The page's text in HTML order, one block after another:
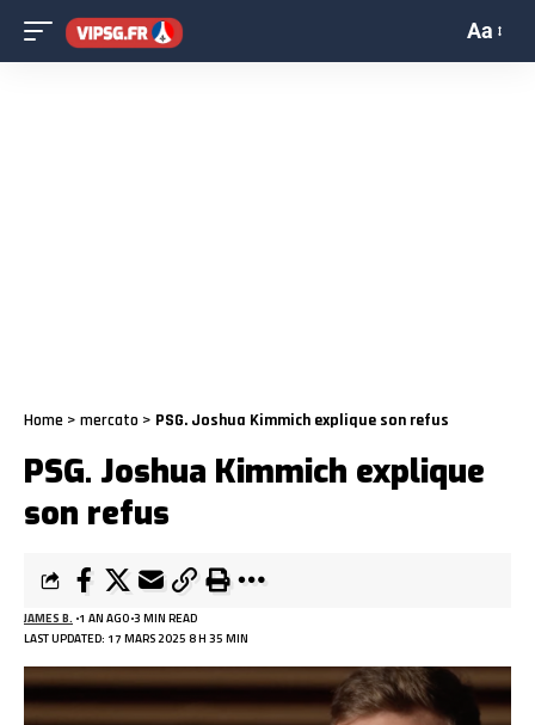
Aa
Home > mercato > PSG. Joshua Kimmich explique son refus
PSG. Joshua Kimmich explique
son refus
LAST UPDATED: 17 MARS 2025 8 H 35 MIN
JAMES B. 1 AN AGO 3 MIN READ